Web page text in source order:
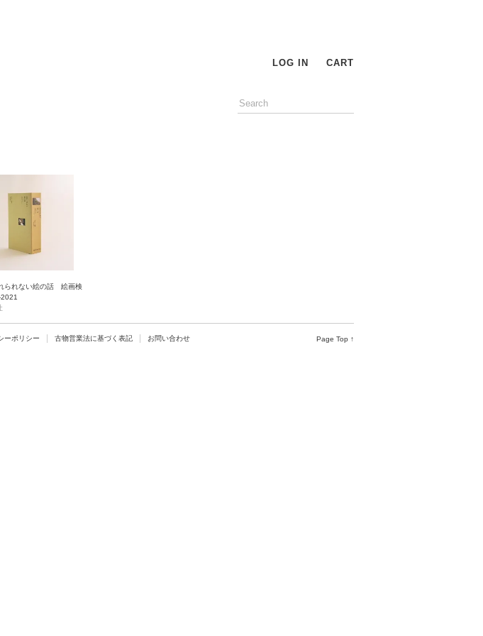
LOG IN CART
られない絵の話 絵画検
Page Top ↑
ーポリシー 古物営業法に基づく表記 お問い合わせ